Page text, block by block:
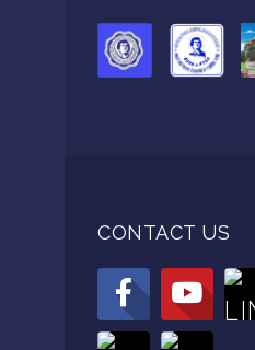
CONTACT US